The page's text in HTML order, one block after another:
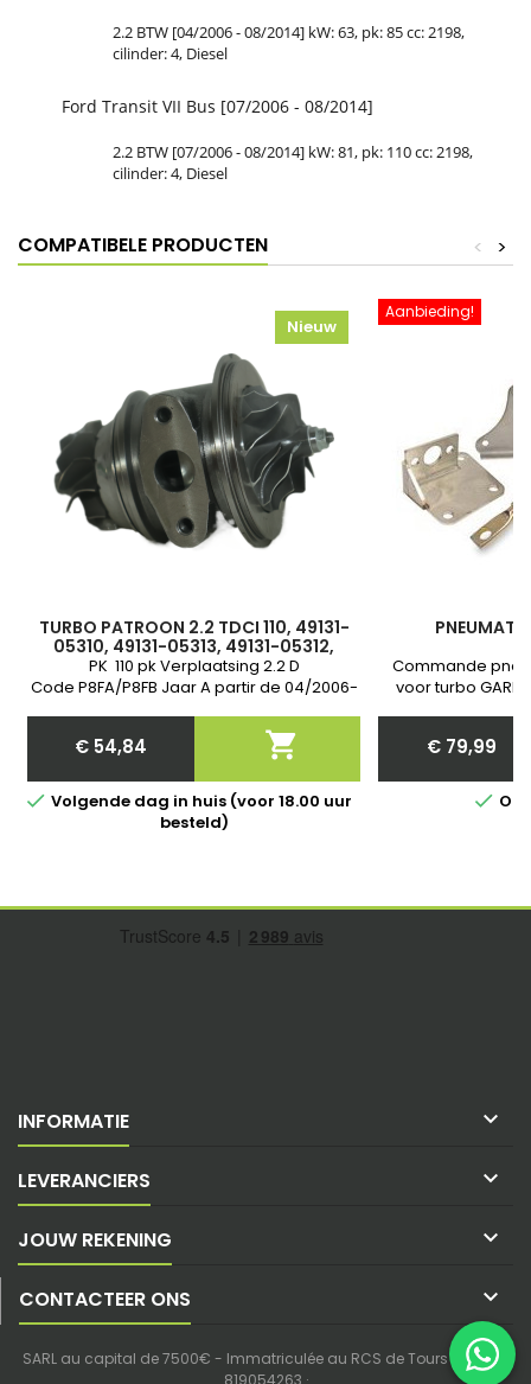
2.2 BTW [04/2006 - 08/2014] kW: 63, pk: 85 cc: 2198,
cilinder: 4, Diesel
Ford Transit VII Bus [07/2006 - 08/2014]
2.2 BTW [07/2006 - 08/2014] kW: 81, pk: 110 cc: 2198,
cilinder: 4, Diesel
COMPATIBELE PRODUCTEN >
<
Nieuw
TURBO PATROON 2.2 TDCI 110, 49131-
05310, 49131-05313, 49131-05312,
6C1Q6K682CD, 6C1Q6K682CC,
6C1Q6K682CE
PK 110 pk Verplaatsing 2.2 D
Code P8FA/P8FB Jaar A partir de 04/2006-
Price
€ 54,84 
 Volgende dag in huis (voor 18.00 uur
besteld)
Aanbieding!
Commande
voor turbo
van
Price
€ 79,99
 Op
INFORMATIE 
LEVERANCIERS 
JOUW REKENING 
CONTACTEER ONS 
SARL au capital de 7500€ - Immatriculée au RCS de Tours - SIREN :